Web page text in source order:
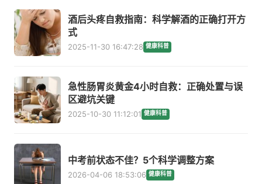
酒后头疼自救指南：科学解酒的正确打开方
式
2025-11-30 16:47:28 健康科普
急性肠胃炎黄金4小时自救：正确处置与误
区避坑关键
2025-10-30 11:12:01 健康科普
中考前状态不佳？5个科学调整方案
2026-04-06 18:53:06 健康科普